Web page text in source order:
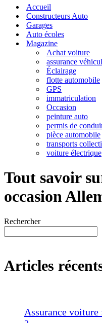
navigationAccueil
Constructeurs Auto
Garages
Auto écoles
Magazine
Achat voiture
assurance
Éclairage
flotte automobile
GPS
immatriculation
Occasion
peinture auto
permis de
pièce automobile
transports
voiture électrique
Tout savoir
occasion
Rechercher
Articles
Assurance voiture